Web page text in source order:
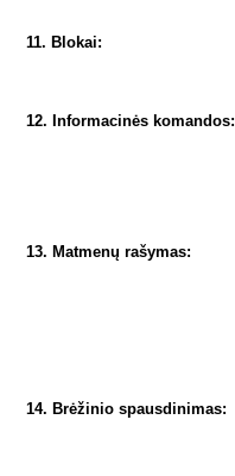
11. Blokai:
12. Informacinės komandos:
13. Matmenų rašymas:
14. Brėžinio spausdinimas: